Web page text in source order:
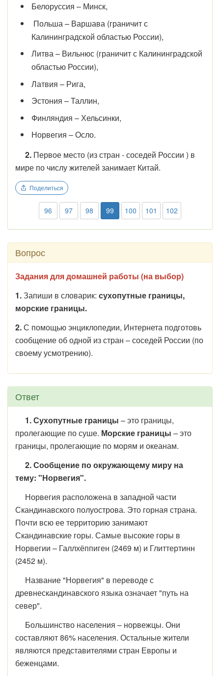
Белоруссия – Минск,
Польша – Варшава (граничит с
Калининградской областью России),
Литва – Вильнюс (граничит с Калининградской
областью России),
Латвия – Рига,
Эстония – Таллин,
Финляндия – Хельсинки,
Норвегия – Осло.
2. Первое место (из стран - соседей России ) в
мире по числу жителей занимает Китай.
Поделиться
96 97 98 99 100 101 102
Вопрос
Задания для домашней работы (на выбор)
1.Запиши в словарик: сухопутные границы,
морские границы.
2.С помощью энциклопедии, Интернета подготовь
сообщение об одной из стран – соседей России (по
своему усмотрению).
Ответ
1. Сухопутные границы – это границы,
пролегающие по суше. Морские границы – это
границы, пролегающие по морям и океанам.
2. Сообщение по окружающему миру на
тему: "Норвегия".
Норвегия расположена в западной части
Скандинавского полуострова. Это горная страна.
Почти всю ее территорию занимают
Скандинавские горы. Самые высокие горы в
Норвегии – Галлхёппиген (2469 м) и Глиттертинн
(2452 м).
Название "Норвегия" в переводе с
древнескандинавского языка означает "путь на
север".
Большинство населения – норвежцы. Они
составляют 86% населения. Остальные жители
являются представителями стран Европы и
беженцами.